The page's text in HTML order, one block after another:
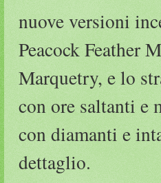
nuove versioni
Peacock Feather
Marquetry, e lo
con ore saltanti e
con diamanti e
dettaglio.